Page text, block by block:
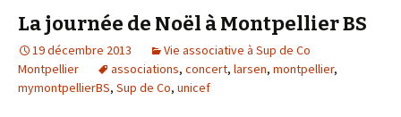
La journée de Noël à Montpellier BS
19 décembre 2013
Vie associative à Sup de Co
Montpellier
associations, concert, larsen, montpellier,
mymontpellierBS, Sup de Co, unicef